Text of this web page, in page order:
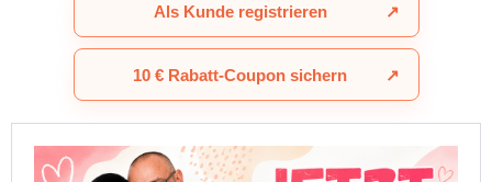
Als Kunde registrieren ↗
10 € Rabatt-Coupon sichern ↗